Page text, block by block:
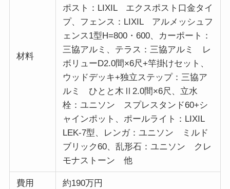
材料
ポスト：LIXIL エクスポスト口金タイ
プ、フェンス：LIXIL アルメッシュフ
ェンス1型H=800・600、カーポート：
三協アルミ、テラス：三協アルミ レ
ボリューD2.0間×6尺+竿掛けセット、
ウッドデッキ+独立ステップ：三協ア
ルミ ひとと木Ⅱ2.0間×6尺、立水
栓：ユニソン スプレスタンド60+シ
ャインポット、ポールライト：LIXIL
LEK-7型、レンガ：ユニソン ミルド
ブリック60、乱形石：ユニソン クレ
モナストーン 他
費用 約190万円